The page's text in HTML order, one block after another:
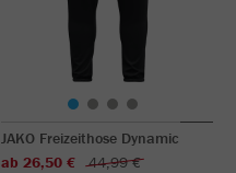
JAKO Freizeithose Dynamic
ab 26,50 €
44,99 €